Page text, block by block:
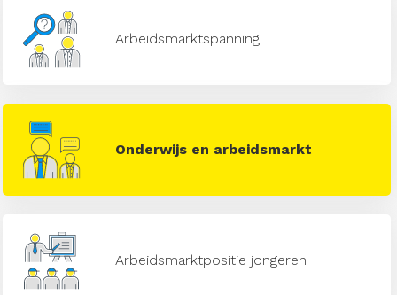
Arbeidsmarktspanning
Onderwijs en arbeidsmarkt
Arbeidsmarktpositie jongeren